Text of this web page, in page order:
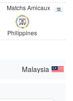
Matchs Amicaux
Philippines
Malaysia